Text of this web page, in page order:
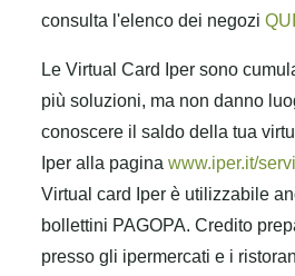
consulta l'elenco dei negoziQUI
Le Virtual Card Iper sono
più soluzioni, ma non danno
conoscere il saldo della tua
Iper alla paginawww.iper.it/
Virtual card Iper è utilizzabile
bollettini PAGOPA. Credito
presso gli ipermercati e i